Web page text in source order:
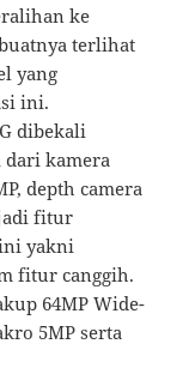
ke
terlihat
yang
ini.
dibekali
kamera
depth camera
jadi fitur
yakni
fitur canggih.
64MP Wide-
5MP serta